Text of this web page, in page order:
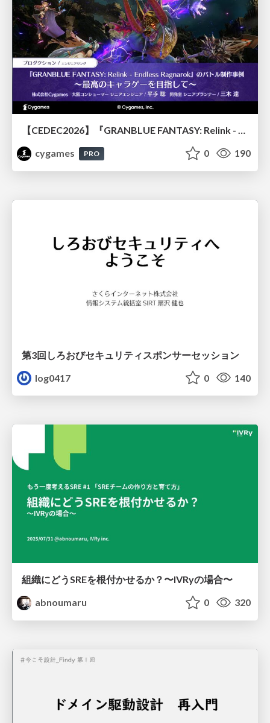
【CEDEC2026】『GRANBLUE FANTASY: Relink - Endless Ragnarok』のバトル制作事例 ～最高のキャラゲーを目指して～
cygames
PRO 0 190
第3回しろおびセキュリティスポンサーセッション
log0417
0 140
組織にどうSREを根付かせるか？〜IVRyの場合〜
abnoumaru
0 320